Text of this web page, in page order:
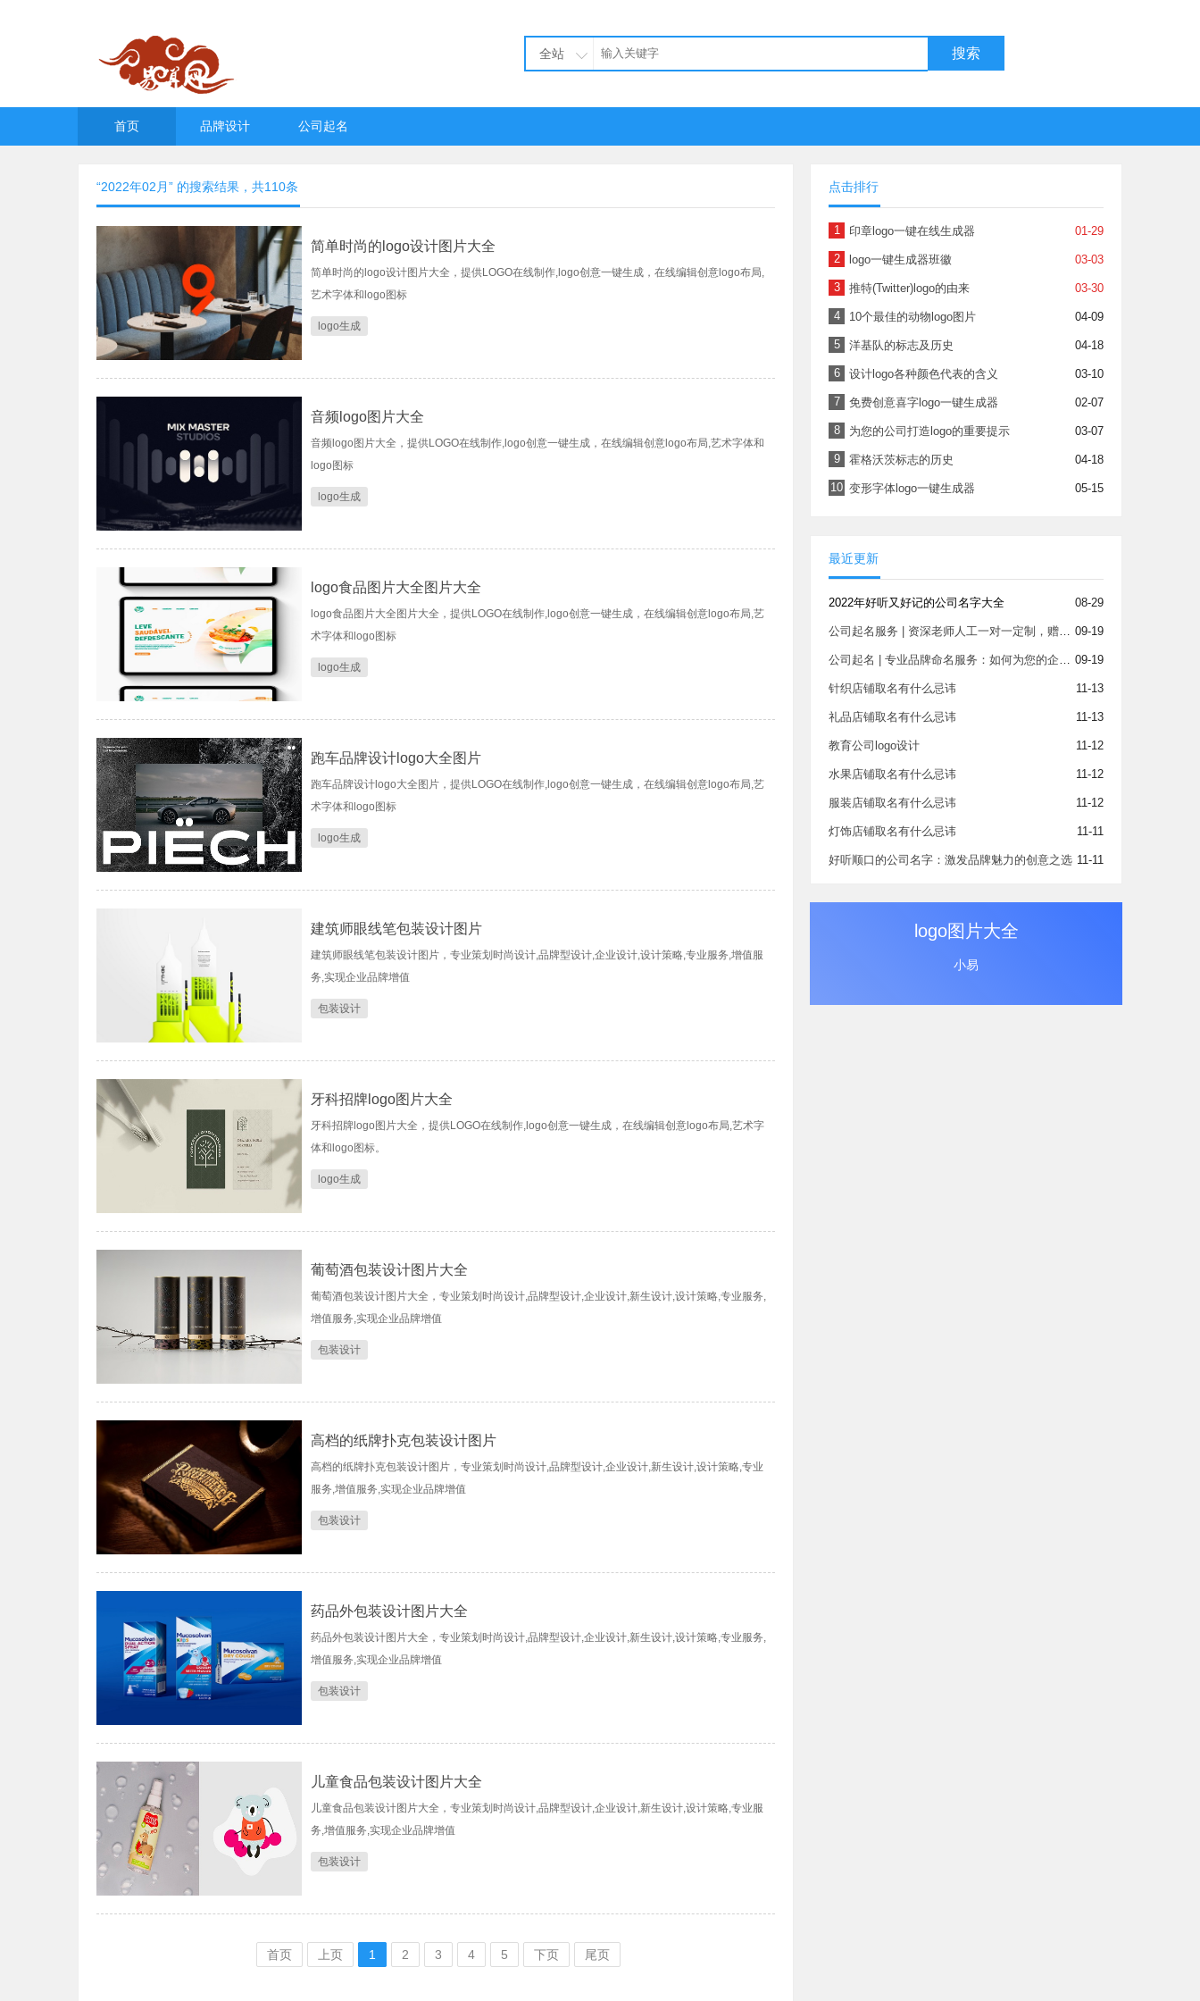
全站 搜索
首页 品牌设计 公司起名
“2022年02月” 的搜索结果，共110条
简单时尚的logo设计图片大全
简单时尚的logo设计图片大全，提供LOGO在线制作,logo创意一键生成，在线编辑创意logo布局,
艺术字体和logo图标
logo生成
音频logo图片大全
音频logo图片大全，提供LOGO在线制作,logo创意一键生成，在线编辑创意logo布局,艺术字体和
logo图标
logo生成
logo食品图片大全图片大全
logo食品图片大全图片大全，提供LOGO在线制作,logo创意一键生成，在线编辑创意logo布局,艺
术字体和logo图标
logo生成
跑车品牌设计logo大全图片
跑车品牌设计logo大全图片，提供LOGO在线制作,logo创意一键生成，在线编辑创意logo布局,艺
术字体和logo图标
logo生成
建筑师眼线笔包装设计图片
建筑师眼线笔包装设计图片，专业策划时尚设计,品牌型设计,企业设计,设计策略,专业服务,增值服
务,实现企业品牌增值
包装设计
牙科招牌logo图片大全
牙科招牌logo图片大全，提供LOGO在线制作,logo创意一键生成，在线编辑创意logo布局,艺术字
体和logo图标。
logo生成
葡萄酒包装设计图片大全
葡萄酒包装设计图片大全，专业策划时尚设计,品牌型设计,企业设计,新生设计,设计策略,专业服务,
增值服务,实现企业品牌增值
包装设计
高档的纸牌扑克包装设计图片
高档的纸牌扑克包装设计图片，专业策划时尚设计,品牌型设计,企业设计,新生设计,设计策略,专业
服务,增值服务,实现企业品牌增值
包装设计
药品外包装设计图片大全
药品外包装设计图片大全，专业策划时尚设计,品牌型设计,企业设计,新生设计,设计策略,专业服务,
增值服务,实现企业品牌增值
包装设计
儿童食品包装设计图片大全
儿童食品包装设计图片大全，专业策划时尚设计,品牌型设计,企业设计,新生设计,设计策略,专业服
务,增值服务,实现企业品牌增值
包装设计
首页 上页 1 2 3 4 5 下页 尾页
点击排行
1 01-29
印章logo一键在线生成器
2 03-03
logo一键生成器班徽
3 03-30
推特(Twitter)logo的由来
4 04-09
10个最佳的动物logo图片
5 04-18
洋基队的标志及历史
6 03-10
设计logo各种颜色代表的含义
7 02-07
免费创意喜字logo一键生成器
8 03-07
为您的公司打造logo的重要提示
9 04-18
霍格沃茨标志的历史
10 05-15
变形字体logo一键生成器
最近更新
08-29
2022年好听又好记的公司名字大全
09-19
公司起名服务 | 资深老师人工一对一定制，赠商标查询，满意为止
09-19
公司起名 | 专业品牌命名服务：如何为您的企业打造一个响亮的品牌名称？
11-13
针织店铺取名有什么忌讳
11-13
礼品店铺取名有什么忌讳
11-12
教育公司logo设计
11-12
水果店铺取名有什么忌讳
11-12
服装店铺取名有什么忌讳
11-11
灯饰店铺取名有什么忌讳
11-11
好听顺口的公司名字：激发品牌魅力的创意之选
logo图片大全
小易